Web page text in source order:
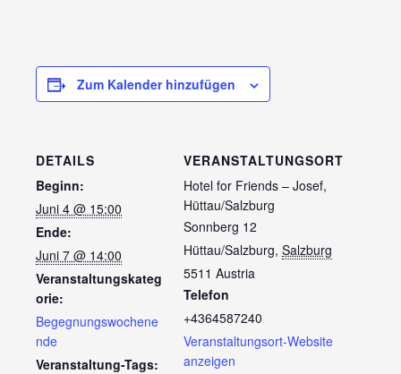
Zum Kalender hinzufügen
DETAILS
Beginn:
Juni 4 @ 15:00
Ende:
Juni 7 @ 14:00
Veranstaltungskateg
orie:
Begegnungswochene
nde
Veranstaltung-Tags:
VERANSTALTUNGSORT
Hotel for Friends – Josef,
Hüttau/Salzburg
Sonnberg 12
Hüttau/Salzburg, Salzburg
5511 Austria
Telefon
+4364587240
Veranstaltungsort-Website
anzeigen